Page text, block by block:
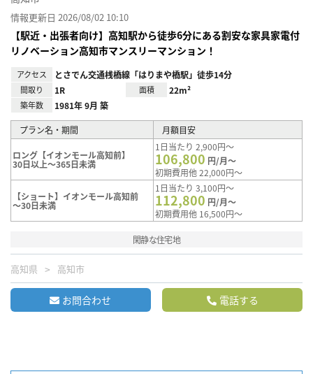
情報更新日 2026/08/02 10:10
【駅近・出張者向け】高知駅から徒歩6分にある割安な家具家電付
リノベーション高知市マンスリーマンション！
アクセス とさでん交通桟橋線「はりまや橋駅」徒歩14分
間取り 1R 面積 22m²
築年数 1981年 9月 築
プラン名・期間 月額目安
ロング【イオンモール高知前】
30日以上～365日未満
1日当たり 2,900円～
106,800 円/月～
初期費用他 22,000円～
【ショート】イオンモール高知前
～30日未満
1日当たり 3,100円～
112,800 円/月～
初期費用他 16,500円～
閑静な住宅地
高知県 高知市
お問合わせ 電話する